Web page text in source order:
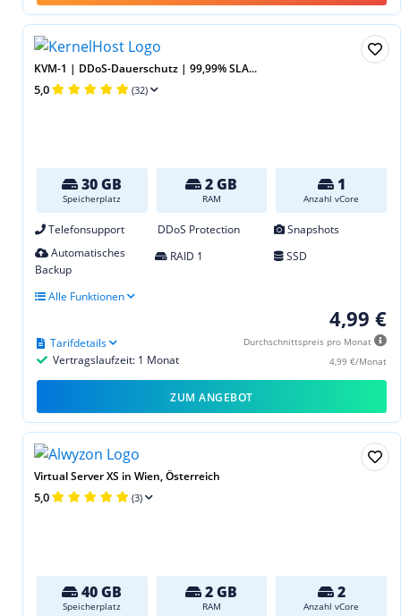
KVM-1 | DDoS-Dauerschutz | 99,99% SLA...
5,0 (32)
30 GB
Speicherplatz
2 GB
RAM
1
Anzahl vCore
Telefonsupport DDoS Protection
Snapshots
Automatisches
Backup
RAID 1 SSD
Alle Funktionen
4,99 €
Durchschnittspreis pro Monat
4,99 €/Monat
Vertragslaufzeit: 1 Monat
Tarifdetails
ZUM ANGEBOT
Virtual Server XS in Wien, Österreich
5,0 (3)
40 GB
Speicherplatz
2 GB
RAM
2
Anzahl vCore